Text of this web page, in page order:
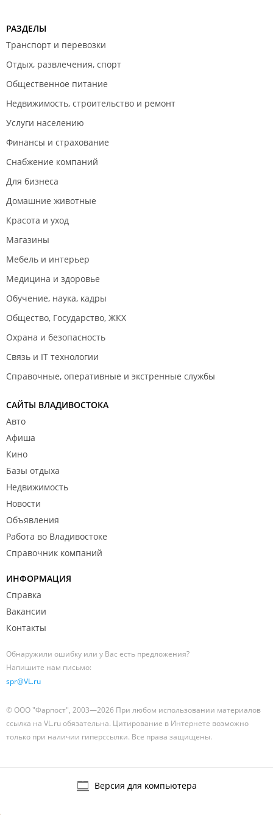
РАЗДЕЛЫ
Транспорт и перевозки
Отдых, развлечения, спорт
Общественное питание
Недвижимость, строительство и ремонт
Услуги населению
Финансы и страхование
Снабжение компаний
Для бизнеса
Домашние животные
Красота и уход
Магазины
Мебель и интерьер
Медицина и здоровье
Обучение, наука, кадры
Общество, Государство, ЖКХ
Охрана и безопасность
Связь и IT технологии
Справочные, оперативные и экстренные службы
САЙТЫ ВЛАДИВОСТОКА
Авто
Афиша
Кино
Базы отдыха
Недвижимость
Новости
Объявления
Работа во Владивостоке
Справочник компаний
ИНФОРМАЦИЯ
Справка
Вакансии
Контакты
Обнаружили ошибку или у Вас есть предложения?
Напишите нам письмо:
spr@VL.ru
© ООО "Фарпост", 2003—2026 При любом использовании материалов
ссылка на VL.ru обязательна. Цитирование в Интернете возможно
только при наличии гиперссылки. Все права защищены.
Версия для компьютера